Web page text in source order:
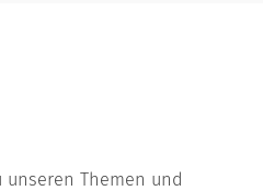
unseren Themen und